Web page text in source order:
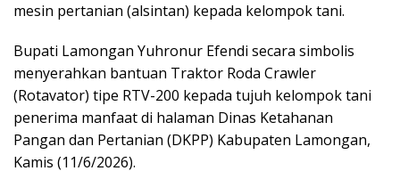
mesin pertanian (alsintan) kepada kelompok tani.
Bupati Lamongan Yuhronur Efendi secara simbolis
menyerahkan bantuan Traktor Roda Crawler
(Rotavator) tipe RTV-200 kepada tujuh kelompok tani
penerima manfaat di halaman Dinas Ketahanan
Pangan dan Pertanian (DKPP) Kabupaten Lamongan,
Kamis (11/6/2026).